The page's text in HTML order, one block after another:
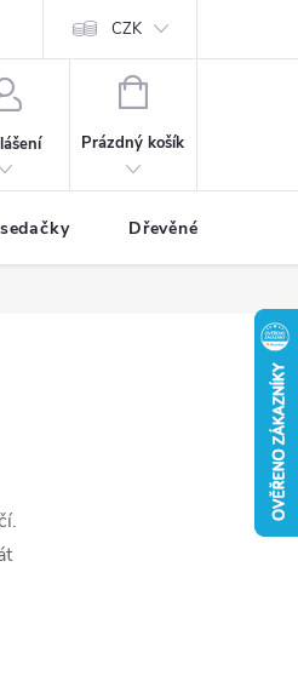
CZK
NÁKUPNÍ
Prázdný košík
Dřevěné hračky